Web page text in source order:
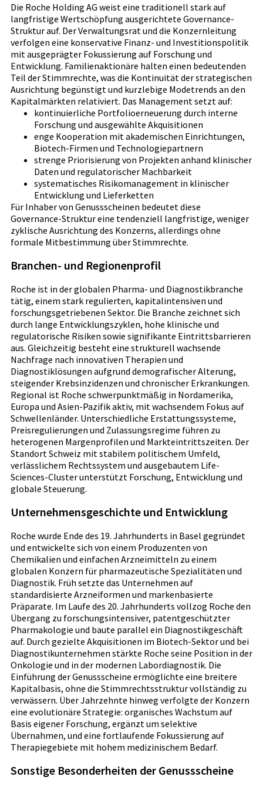
Die Roche Holding AG weist eine traditionell stark auf
langfristige Wertschöpfung ausgerichtete Governance-
Struktur auf. Der Verwaltungsrat und die Konzernleitung
verfolgen eine konservative Finanz- und Investitionspolitik
mit ausgeprägter Fokussierung auf Forschung und
Entwicklung. Familienaktionäre halten einen bedeutenden
Teil der Stimmrechte, was die Kontinuität der strategischen
Ausrichtung begünstigt und kurzlebige Modetrends an den
Kapitalmärkten relativiert. Das Management setzt auf:
kontinuierliche Portfolioerneuerung durch interne
Forschung und ausgewählte Akquisitionen
enge Kooperation mit akademischen Einrichtungen,
Biotech-Firmen und Technologiepartnern
strenge Priorisierung von Projekten anhand klinischer
Daten und regulatorischer Machbarkeit
systematisches Risikomanagement in klinischer
Entwicklung und Lieferketten
Für Inhaber von Genussscheinen bedeutet diese
Governance-Struktur eine tendenziell langfristige, weniger
zyklische Ausrichtung des Konzerns, allerdings ohne
formale Mitbestimmung über Stimmrechte.
Branchen- und Regionenprofil
Roche ist in der globalen Pharma- und Diagnostikbranche
tätig, einem stark regulierten, kapitalintensiven und
forschungsgetriebenen Sektor. Die Branche zeichnet sich
durch lange Entwicklungszyklen, hohe klinische und
regulatorische Risiken sowie signifikante Eintrittsbarrieren
aus. Gleichzeitig besteht eine strukturell wachsende
Nachfrage nach innovativen Therapien und
Diagnostiklösungen aufgrund demografischer Alterung,
steigender Krebsinzidenzen und chronischer Erkrankungen.
Regional ist Roche schwerpunktmäßig in Nordamerika,
Europa und Asien-Pazifik aktiv, mit wachsendem Fokus auf
Schwellenländer. Unterschiedliche Erstattungssysteme,
Preisregulierungen und Zulassungsregime führen zu
heterogenen Margenprofilen und Markteintrittszeiten. Der
Standort Schweiz mit stabilem politischem Umfeld,
verlässlichem Rechtssystem und ausgebautem Life-
Sciences-Cluster unterstützt Forschung, Entwicklung und
globale Steuerung.
Unternehmensgeschichte und Entwicklung
Roche wurde Ende des 19. Jahrhunderts in Basel gegründet
und entwickelte sich von einem Produzenten von
Chemikalien und einfachen Arzneimitteln zu einem
globalen Konzern für pharmazeutische Spezialitäten und
Diagnostik. Früh setzte das Unternehmen auf
standardisierte Arzneiformen und markenbasierte
Präparate. Im Laufe des 20. Jahrhunderts vollzog Roche den
Übergang zu forschungsintensiver, patentgeschützter
Pharmakologie und baute parallel ein Diagnostikgeschäft
auf. Durch gezielte Akquisitionen im Biotech-Sektor und bei
Diagnostikunternehmen stärkte Roche seine Position in der
Onkologie und in der modernen Labordiagnostik. Die
Einführung der Genussscheine ermöglichte eine breitere
Kapitalbasis, ohne die Stimmrechtsstruktur vollständig zu
verwässern. Über Jahrzehnte hinweg verfolgte der Konzern
eine evolutionäre Strategie: organisches Wachstum auf
Basis eigener Forschung, ergänzt um selektive
Übernahmen, und eine fortlaufende Fokussierung auf
Therapiegebiete mit hohem medizinischem Bedarf.
Sonstige Besonderheiten der Genussscheine